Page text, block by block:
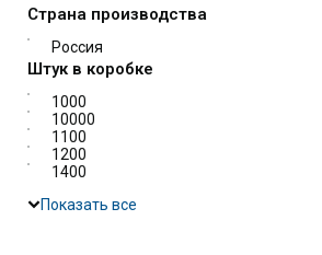
Страна производства
Россия
Штук в коробке
1000
10000
1100
1200
1400
Показать все